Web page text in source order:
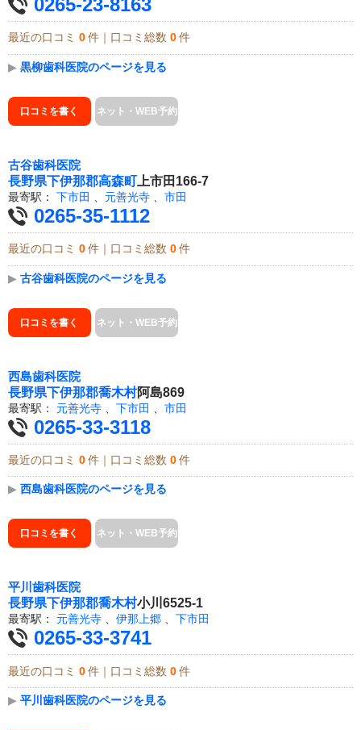
0265-23-8163
最近の口コミ 0 件｜口コミ総数 0 件
▶ 黒柳歯科医院のページを見る
口コミを書く ネット・WEB予約
古谷歯科医院
長野県下伊那郡高森町上市田166-7
最寄駅： 下市田 元善光寺 市田
0265-35-1112
最近の口コミ 0 件｜口コミ総数 0 件
▶ 古谷歯科医院のページを見る
口コミを書く ネット・WEB予約
西島歯科医院
長野県下伊那郡喬木村阿島869
最寄駅： 元善光寺 下市田 市田
0265-33-3118
最近の口コミ 0 件｜口コミ総数 0 件
▶ 西島歯科医院のページを見る
口コミを書く ネット・WEB予約
平川歯科医院
長野県下伊那郡喬木村小川6525-1
最寄駅： 元善光寺 、 伊那上郷 、 下市田
0265-33-3741
最近の口コミ 0 件｜口コミ総数 0 件
▶ 平川歯科医院のページを見る